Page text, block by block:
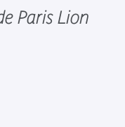
Paris Lion